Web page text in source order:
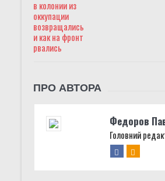
ПРО АВТОРА
Федоров
Головний